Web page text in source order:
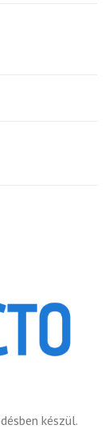
készül.